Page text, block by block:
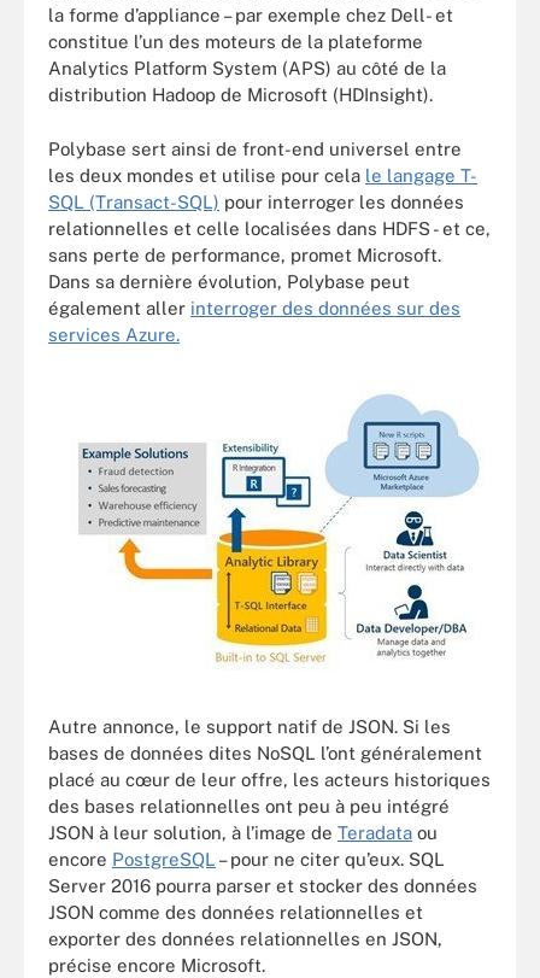
la forme d’appliance – par exemple chez Dell- et
constitue l’un des moteurs de la plateforme
Analytics Platform System (APS) au côté de la
distribution Hadoop de Microsoft (HDInsight).
Polybase sert ainsi de front-end universel entre
les deux mondes et utilise pour cela le langage T-
SQL (Transact-SQL) pour interroger les données
relationnelles et celle localisées dans HDFS - et ce,
sans perte de performance, promet Microsoft.
Dans sa dernière évolution, Polybase peut
également aller interroger des données sur des
services Azure.
Autre annonce, le support natif de JSON. Si les
bases de données dites NoSQL l’ont généralement
placé au cœur de leur offre, les acteurs historiques
des bases relationnelles ont peu à peu intégré
JSON à leur solution, à l’image de Teradata ou
encore PostgreSQL – pour ne citer qu’eux. SQL
Server 2016 pourra parser et stocker des données
JSON comme des données relationnelles et
exporter des données relationnelles en JSON,
précise encore Microsoft.